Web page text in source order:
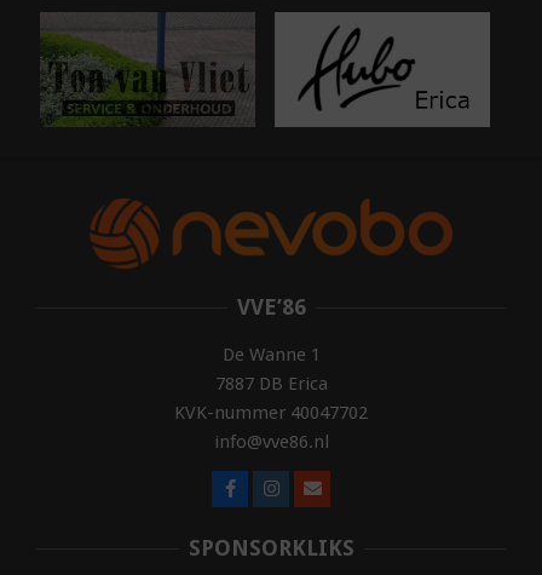
VVE’86
De Wanne 1
7887 DB Erica
KVK-nummer 40047702
info@vve86.nl
SPONSORKLIKS